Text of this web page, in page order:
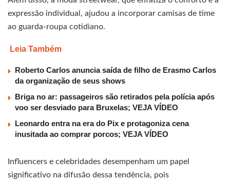
expressão individual, ajudou a incorporar camisas de time
ao guarda-roupa cotidiano.
Leia Também
Roberto Carlos anuncia saída de filho de Erasmo Carlos
da organização de seus shows
Briga no ar: passageiros são retirados pela polícia após
voo ser desviado para Bruxelas; VEJA VÍDEO
Leonardo entra na era do Pix e protagoniza cena
inusitada ao comprar porcos; VEJA VÍDEO
Influencers e celebridades desempenham um papel
significativo na difusão dessa tendência, pois